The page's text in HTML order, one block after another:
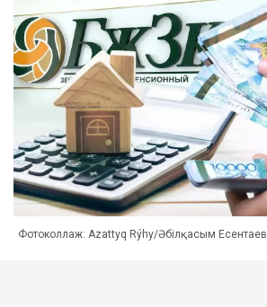
Фотоколлаж: Azattyq Rýhy/Әбілқасым Есентаев